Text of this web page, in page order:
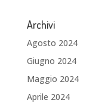
Archivi
Agosto 2024
Giugno 2024
Maggio 2024
Aprile 2024